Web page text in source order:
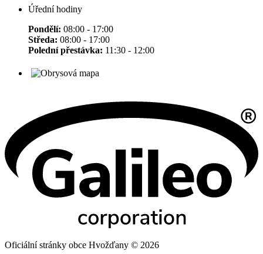
Úřední hodiny
Pondělí: 08:00 - 17:00
Středa: 08:00 - 17:00
Polední přestávka: 11:30 - 12:00
Oficiální stránky obce Hvožďany © 2026